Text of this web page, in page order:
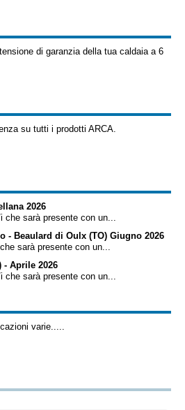
di garanzia della tua caldaia a 6
su tutti i prodotti ARCA.
2026
sarà presente con un...
- Beaulard di Oulx (TO) Giugno 2026
sarà presente con un...
- Aprile 2026
sarà presente con un...
varie.....